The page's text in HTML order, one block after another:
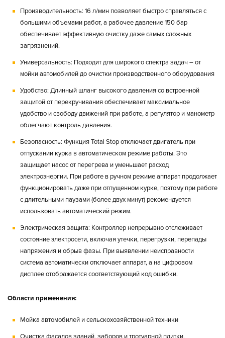
Производительность: 16 л/мин позволяет быстро справляться с
большими объемами работ, а рабочее давление 150 бар
обеспечивает эффективную очистку даже самых сложных
загрязнений.
Универсальность: Подходит для широкого спектра задач – от
мойки автомобилей до очистки производственного оборудования
Удобство: Длинный шланг высокого давления со встроенной
защитой от перекручивания обеспечивает максимальное
удобство и свободу движений при работе, а регулятор и манометр
облегчают контроль давления.
Безопасность: Функция Total Stop отключает двигатель при
отпускании курка в автоматическом режиме работы. Это
защищает насос от перегрева и уменьшает расход
электроэнергии. При работе в ручном режиме аппарат продолжает
функционировать даже при отпущенном курке, поэтому при работе
с длительными паузами (более двух минут) рекомендуется
использовать автоматический режим.
Электрическая защита: Контроллер непрерывно отслеживает
состояние электросети, включая утечки, перегрузки, перепады
напряжения и обрыв фазы. При выявлении неисправности
система автоматически отключает аппарат, а на цифровом
дисплее отображается соответствующий код ошибки.
Области применения:
Мойка автомобилей и сельскохозяйственной техники